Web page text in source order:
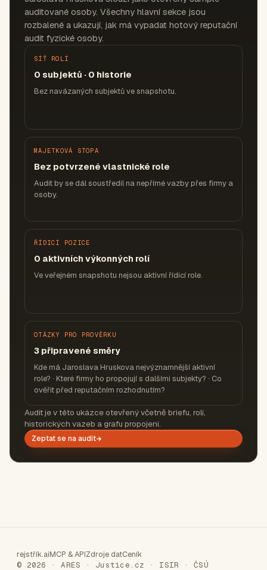
auditované osoby. Všechny hlavní sekce jsou
rozbalené a ukazují, jak má vypadat hotový reputační
audit fyzické osoby.
SÍŤ ROLÍ
0 subjektů · 0 historie
Bez navázaných subjektů ve snapshotu.
MAJETKOVÁ STOPA
Bez potvrzené vlastnické role
Audit by se dál soustředil na nepřímé vazby přes firmy a
osoby.
ŘÍDICÍ POZICE
0 aktivních výkonných rolí
Ve veřejném snapshotu nejsou aktivní řídicí role.
OTÁZKY PRO PROVĚRKU
3 připravené směry
Kde má Jaroslava Hruskova nejvýznamnější aktivní
role? · Které firmy ho propojují s dalšími subjekty? · Co
ověřit před reputačním rozhodnutím?
Audit je v této ukázce otevřený včetně briefu, rolí,
historických vazeb a grafu propojení.
Zeptat se na audit
rejstřík.aiMCP & APIZdroje datCeník
© 2026 · ARES · Justice.cz · ISIR · ČSÚ